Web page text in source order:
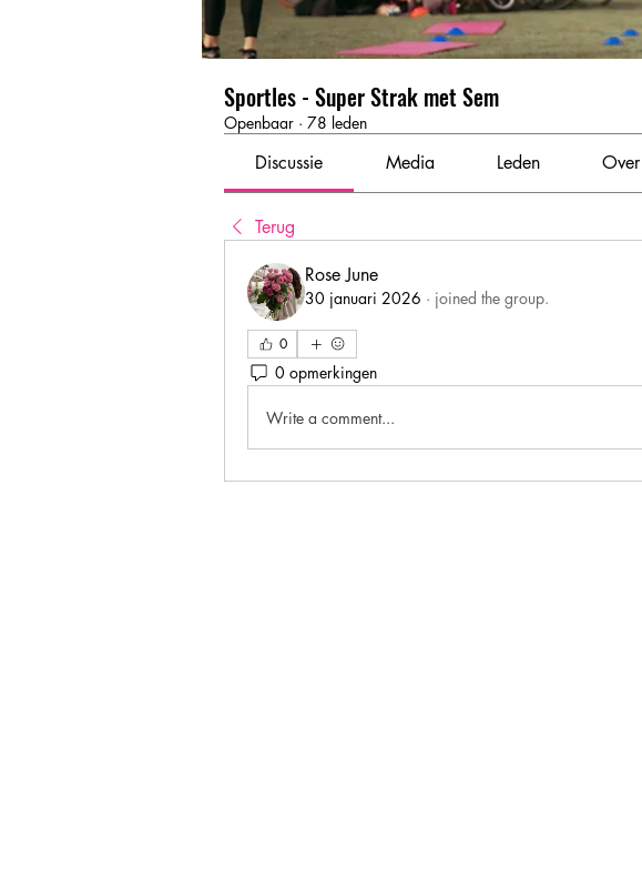
Sportles - Super Strak met Sem
Openbaar · 78 leden
Discussie Media Leden Over
Terug
Rose June
30 januari 2026 · joined the group.
0
0 opmerkingen
Write a comment...